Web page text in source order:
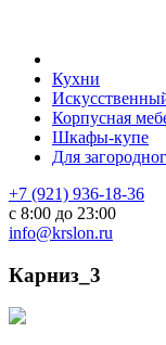
Кухни
Корпусная
Шкафы-купе
Для
+7 (921) 936-18-36
с 8:00 до 23:00
info@krslon.ru
Карниз_3